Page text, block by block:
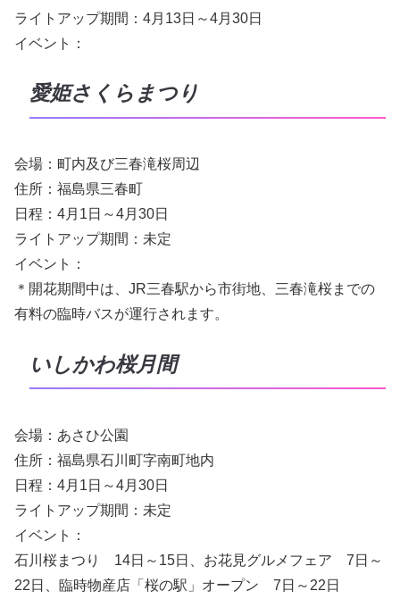
ライトアップ期間：4月13日～4月30日
イベント：
愛姫さくらまつり
会場：町内及び三春滝桜周辺
住所：福島県三春町
日程：4月1日～4月30日
ライトアップ期間：未定
イベント：
＊開花期間中は、JR三春駅から市街地、三春滝桜までの
有料の臨時バスが運行されます。
いしかわ桜月間
会場：あさひ公園
住所：福島県石川町字南町地内
日程：4月1日～4月30日
ライトアップ期間：未定
イベント：
石川桜まつり 14日～15日、お花見グルメフェア 7日～
22日、臨時物産店「桜の駅」オープン 7日～22日